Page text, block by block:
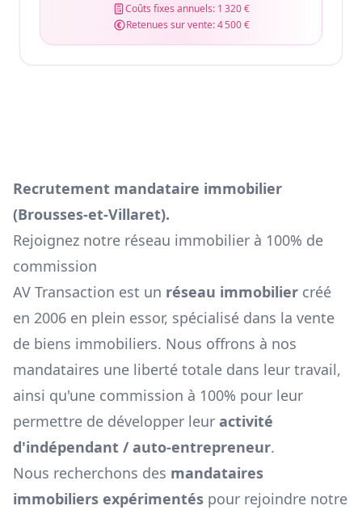
Coûts fixes annuels: 1 320 €
Retenues sur vente:4 500 €
Recrutement mandataire immobilier
(Brousses-et-Villaret).
Rejoignez notre réseau immobilier à 100% de
commission
AV Transaction est un réseau immobilier créé
en 2006 en plein essor, spécialisé dans la vente
de biens immobiliers. Nous offrons à nos
mandataires une liberté totale dans leur travail,
ainsi qu'une commission à 100% pour leur
permettre de développer leur activité
d'indépendant / auto-entrepreneur.
Nous recherchons des mandataires
immobiliers expérimentés pour rejoindre notre